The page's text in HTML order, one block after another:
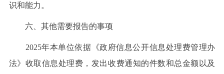
识和能力。
六、其他需要报告的事项
2025年本单位依据《政府信息公开信息处理费管理办
法》收取信息处理费，发出收费通知的件数和总金额以及